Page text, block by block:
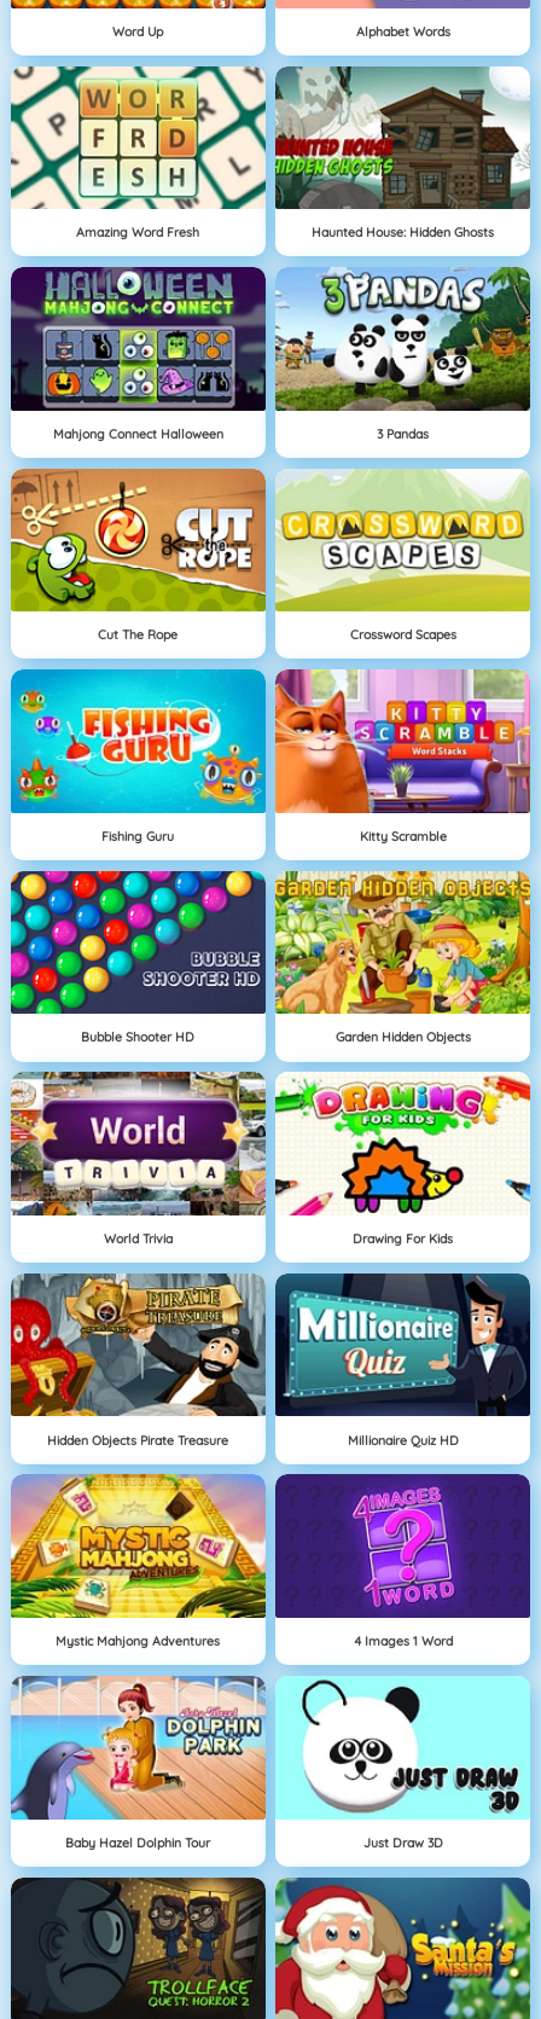
Word Up Alphabet Words
Amazing Word Fresh Haunted House: Hidden Ghosts
Mahjong Connect Halloween 3 Pandas
Cut The Rope Crossword Scapes
Fishing Guru Kitty Scramble
Bubble Shooter HD Garden Hidden Objects
World Trivia Drawing For Kids
Hidden Objects Pirate Treasure Millionaire Quiz HD
Mystic Mahjong Adventures 4 Images 1 Word
Baby Hazel Dolphin Tour Just Draw 3D